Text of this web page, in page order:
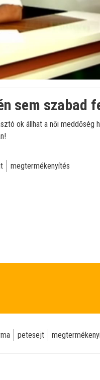
sem szabad
ok állhat a női
megtermékenyítés
petesejt